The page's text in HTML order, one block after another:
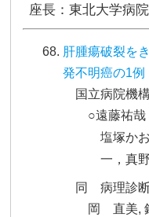
座長：東北大学
肝腫瘍破裂を
発不明癌の1例
国立病院機
○遠藤祐哉
塩塚か
一，真
同 病理診
岡 直美,